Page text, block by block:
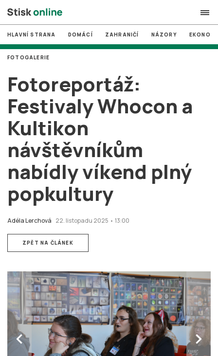
search
# MUNI
# Brno
# volby
login PŘIHLÁSIT SE
Zapomněli jste heslo?
HLAVNÍ STRANA DOMÁCÍ ZAHRANIČÍ NÁZORY
Fotoreportáž:
Festivaly Whocon a
Kultikon
návštěvníkům
nabídly víkend plný
popkultury
Adéla Lerchová 22. listopadu 2025 • 13:00
FOTOGALERIE
ZPĚT NA ČLÁNEK
chevron_left chevron_right